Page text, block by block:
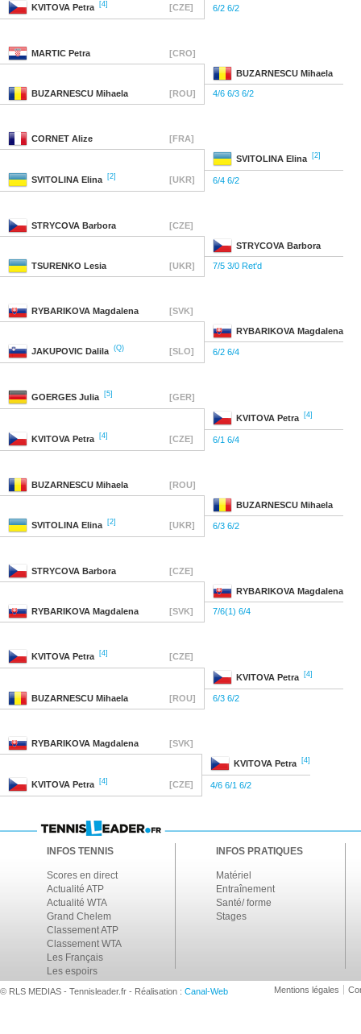
KVITOVA Petra [4] [CZE] 6/2 6/2
MARTIC Petra [CRO]
BUZARNESCU Mihaela
BUZARNESCU Mihaela [ROU] 4/6 6/3 6/2
CORNET Alize [FRA]
SVITOLINA Elina [2]
SVITOLINA Elina [2] [UKR] 6/4 6/2
STRYCOVA Barbora [CZE]
STRYCOVA Barbora
TSURENKO Lesia [UKR] 7/5 3/0 Ret'd
RYBARIKOVA Magdalena [SVK]
RYBARIKOVA Magdalena
JAKUPOVIC Dalila (Q) [SLO] 6/2 6/4
GOERGES Julia [5] [GER]
KVITOVA Petra [4]
KVITOVA Petra [4] [CZE] 6/1 6/4
BUZARNESCU Mihaela [ROU]
BUZARNESCU Mihaela
SVITOLINA Elina [2] [UKR] 6/3 6/2
STRYCOVA Barbora [CZE]
RYBARIKOVA Magdalena
RYBARIKOVA Magdalena [SVK] 7/6(1) 6/4
KVITOVA Petra [4] [CZE]
KVITOVA Petra [4]
BUZARNESCU Mihaela [ROU] 6/3 6/2
RYBARIKOVA Magdalena [SVK]
KVITOVA Petra [4]
KVITOVA Petra [4] [CZE] 4/6 6/1 6/2
INFOS TENNIS
Scores en direct
Actualité ATP
Actualité WTA
Grand Chelem
Classement ATP
Classement WTA
Les Français
Les espoirs
INFOS PRATIQUES
Matériel
Entraînement
Santé/ forme
Stages
© RLS MEDIAS - Tennisleader.fr - Réalisation : Canal-Web Mentions légales